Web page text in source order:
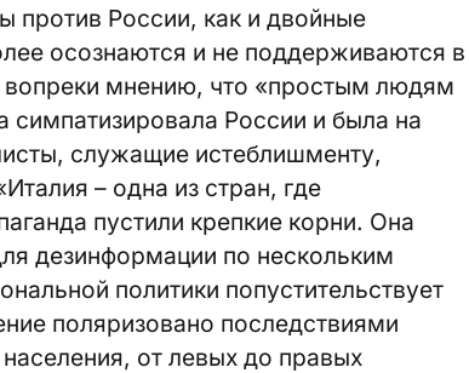
против России, как и двойные
осознаются и не поддерживаются в
вопреки мнению, что «простым людям
симпатизировала России и была на
служащие истеблишменту,
– одна из стран, где
пустили крепкие корни. Она
дезинформации по нескольким
политики попустительствует
поляризовано последствиями
от левых до правых